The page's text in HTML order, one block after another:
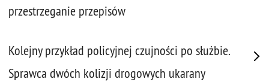
przestrzeganie przepisów
Kolejny przykład policyjnej czujności po służbie.
Sprawca dwóch kolizji drogowych ukarany